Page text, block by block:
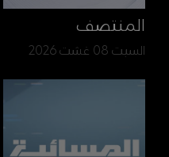
المنتصف
السبت 08 غشت 2026